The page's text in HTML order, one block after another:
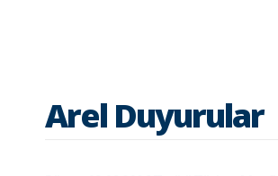
Arel Duyurular